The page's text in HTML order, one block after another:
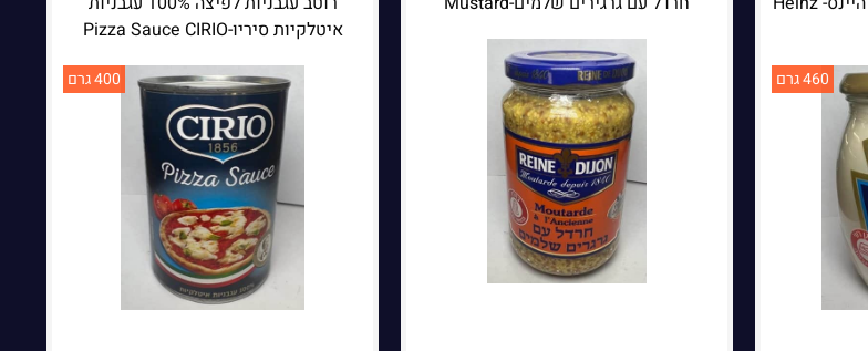
הערות נוספות:
460 גרם
איטלקיות סיריו-Pizza Sauce CIRIO
400 גרם